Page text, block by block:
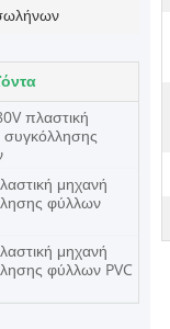
πλαστική
συγκόλλησης
μηχανή
φύλλων
μηχανή
φύλλων PVC